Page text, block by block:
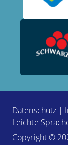
Datenschutz |
Leichte
Copyright ©